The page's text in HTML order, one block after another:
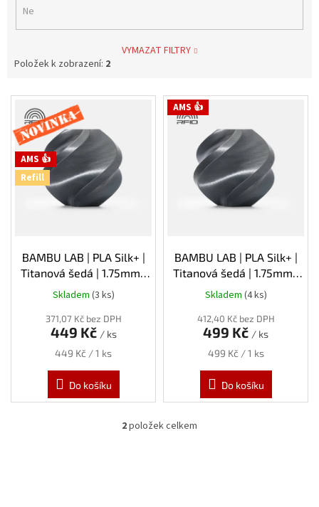
Ne
VYMAZAT FILTRY
Položek k zobrazení: 2
V
p
Novinka
AMS 👍
Refill
BAMBU LAB | PLA Silk+ |
Titanová šedá | 1.75mm |
1kg | Refill
Skladem (3 ks)
371,07 Kč bez DPH
449 Kč / ks
Měrná
449 Kč / 1 ks
Do košíku
AMS 👍
BAMBU LAB | PLA Silk+ |
Titanová šedá | 1.75mm |
1kg | Spool
Skladem (4 ks)
412,40 Kč bez DPH
499 Kč / ks
Měrná
499 Kč / 1 ks
Do košíku
O
2položek celkem